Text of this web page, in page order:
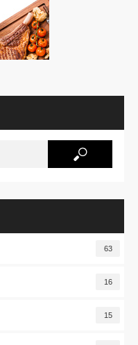
63
16
15